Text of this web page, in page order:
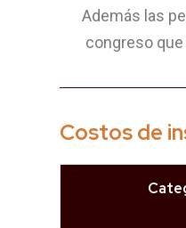
Además las
congreso
Costos de